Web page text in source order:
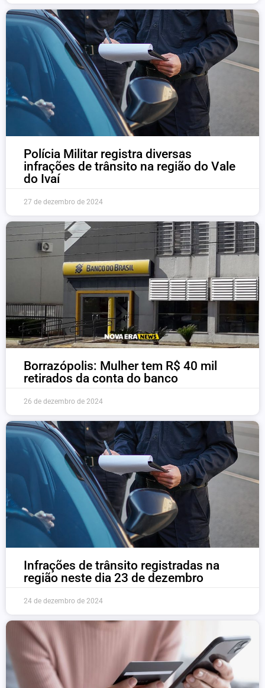
Polícia Militar registra diversas
infrações de trânsito na região do Vale
do Ivaí
27 de dezembro de 2024
Borrazópolis: Mulher tem R$ 40 mil
retirados da conta do banco
26 de dezembro de 2024
Infrações de trânsito registradas na
região neste dia 23 de dezembro
24 de dezembro de 2024